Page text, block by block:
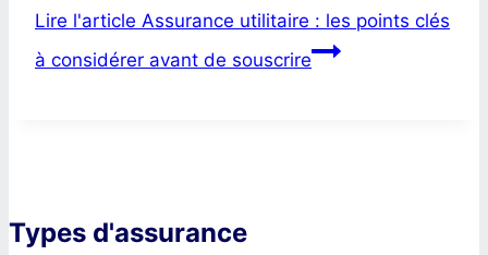
Lire l'article Assurance utilitaire : les points clés
à considérer avant de souscrire
Types d'assurance